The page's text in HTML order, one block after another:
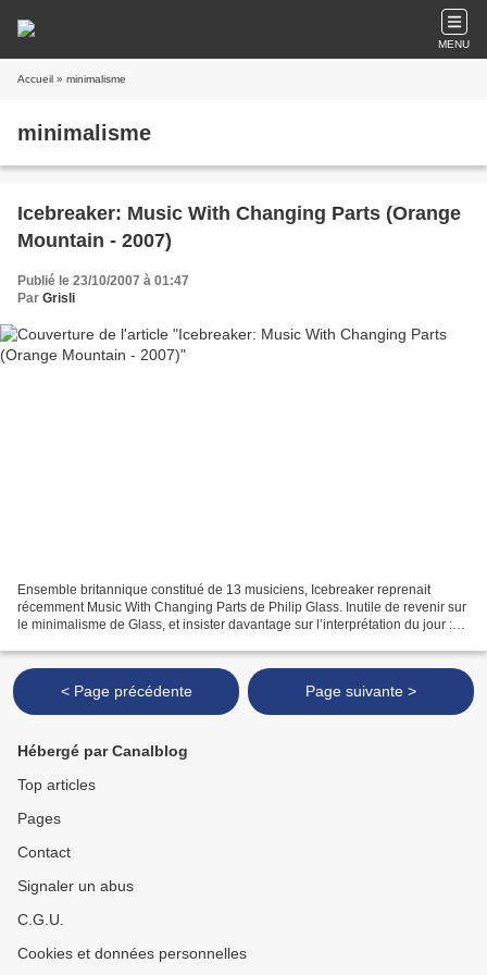
MENU
Accueil » minimalisme
minimalisme
Icebreaker: Music With Changing Parts (Orange
Mountain - 2007)
Publié le 23/10/2007 à 01:47
Par Grisli
Ensemble britannique constitué de 13 musiciens, Icebreaker reprenait
récemment Music With Changing Parts de Philip Glass. Inutile de revenir sur
le minimalisme de Glass, et insister davantage sur l’interprétation du jour :
< Page précédente Page suivante >
Hébergé par Canalblog
Top articles
Pages
Contact
Signaler un abus
C.G.U.
Cookies et données personnelles